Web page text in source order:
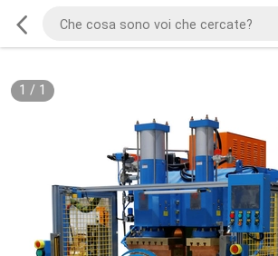
1 / 1